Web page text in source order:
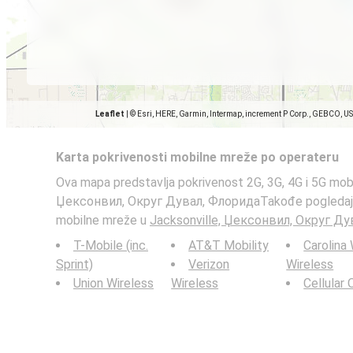
Leaflet © Esri, HERE, Garmin, Intermap, increment P Corp., GEBCO,
Karta pokrivenosti mobilne mreže po operateru
Ova mapa predstavlja pokrivenost 2G, 3G, 4G i 5G
Џексонвил, Округ Дувал, ФлоридаTakođe
mobilne mreže u Jacksonville, Џексонвил, Округ
T-Mobile (inc.
Sprint)
Union Wireless
AT&T Mobility
Verizon
Wireless
Carolina
Wireless
Cellular